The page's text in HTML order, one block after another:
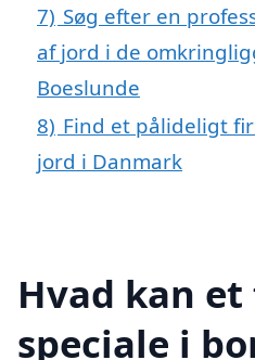
7) Søg efter en
af jord i de
Boeslunde
8) Find et pålideligt
jord i Danmark
Hvad kan
speciale i